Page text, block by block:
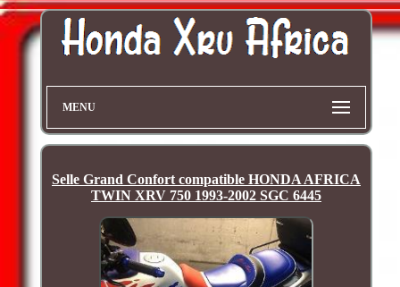
MENU
Selle Grand Confort compatible HONDA AFRICA
TWIN XRV 750 1993-2002 SGC 6445